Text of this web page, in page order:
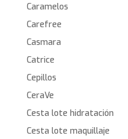
Caramelos
Carefree
Casmara
Catrice
Cepillos
CeraVe
Cesta lote hidratación
Cesta lote maquillaje